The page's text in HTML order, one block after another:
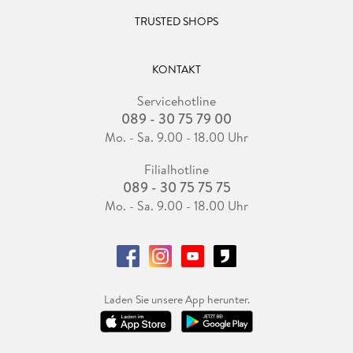
TRUSTED SHOPS
KONTAKT
Servicehotline
089 - 30 75 79 00
Mo. - Sa. 9.00 - 18.00 Uhr
Filialhotline
089 - 30 75 75 75
Mo. - Sa. 9.00 - 18.00 Uhr
Laden Sie unsere App herunter.